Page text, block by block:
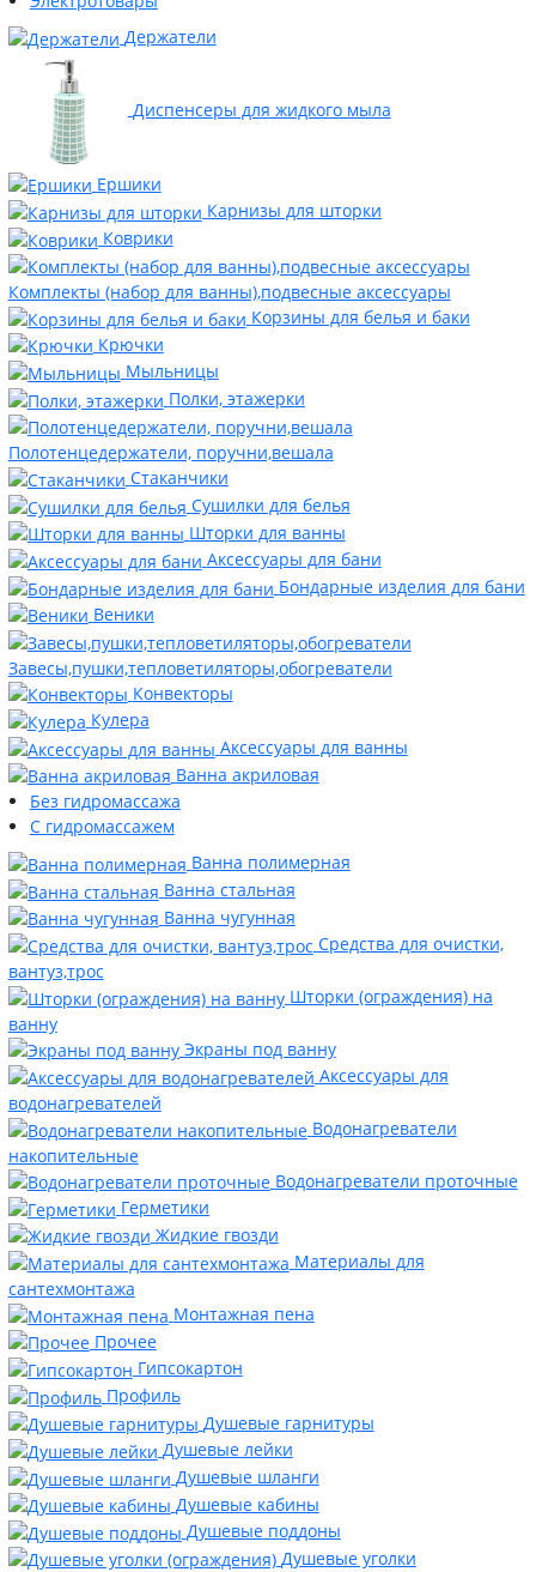
Держатели
Диспенсеры для жидкого мыла
Ершики
Карнизы для шторки
Коврики
Комплекты (набор для ванны),подвесные аксессуары
Корзины для белья и баки
Крючки
Мыльницы
Полки, этажерки
Полотенцедержатели, поручни,вешала
Стаканчики
Сушилки для белья
Шторки для ванны
Аксессуары для бани
Бондарные изделия для бани
Веники
Завесы,пушки,тепловетиляторы,обогреватели
Конвекторы
Кулера
Аксессуары для ванны
Ванна акриловая
Без гидромассажа
С гидромассажем
Ванна полимерная
Ванна стальная
Ванна чугунная
Средства для очистки,
вантуз,трос
Шторки (ограждения) на
ванну
Экраны под ванну
Аксессуары для
водонагревателей
Водонагреватели
накопительные
Водонагреватели проточные
Герметики
Жидкие гвозди
Материалы для
сантехмонтажа
Монтажная пена
Прочее
Гипсокартон
Профиль
Душевые гарнитуры
Душевые лейки
Душевые шланги
Душевые кабины
Душевые поддоны
Душевые уголки